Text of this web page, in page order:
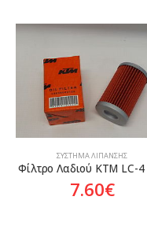
ΣΎΣΤΗΜΑ ΛΊΠΑΝΣΗΣ
Φίλτρο Λαδιού KTM LC-
7.60€